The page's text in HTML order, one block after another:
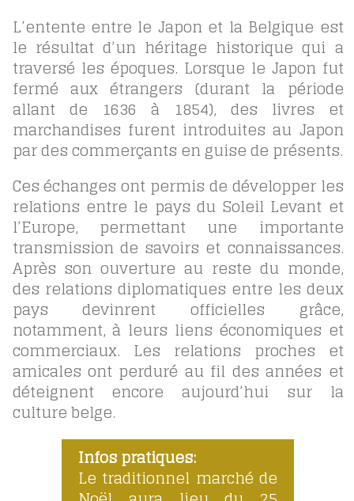
L’entente entre le Japon et la Belgique est
le résultat d’un héritage historique qui a
traversé les époques. Lorsque le Japon fut
fermé aux étrangers (durant la période
allant de 1636 à 1854), des livres et
marchandises furent introduites au Japon
par des commerçants en guise de présents.
Ces échanges ont permis de développer les
relations entre le pays du Soleil Levant et
l’Europe, permettant une importante
transmission de savoirs et connaissances.
Après son ouverture au reste du monde,
des relations diplomatiques entre les deux
pays devinrent officielles grâce,
notamment, à leurs liens économiques et
commerciaux. Les relations proches et
amicales ont perduré au fil des années et
déteignent encore aujourd’hui sur la
culture belge.
Infos pratiques:
Le traditionnel marché de